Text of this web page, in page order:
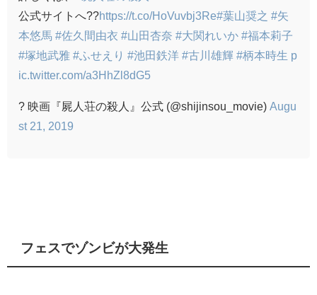
公式サイトへ??https://t.co/HoVuvbj3Re#葉山奨之 #矢
本悠馬 #佐久間由衣 #山田杏奈 #大関れいか #福本莉子
#塚地武雅 #ふせえり #池田鉄洋 #古川雄輝 #柄本時生 p
ic.twitter.com/a3HhZl8dG5
? 映画『屍人荘の殺人』公式 (@shijinsou_movie) Augu
st 21, 2019
フェスでゾンビが大発生